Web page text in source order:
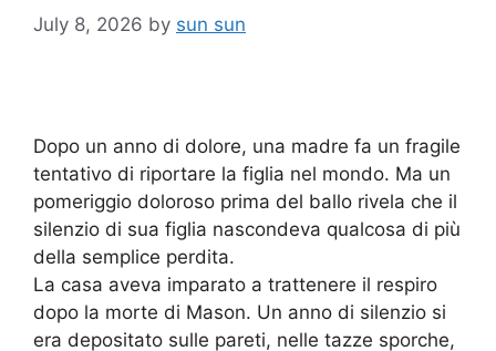
July 8, 2026 by sun sun
Dopo un anno di dolore, una madre fa un fragile
tentativo di riportare la figlia nel mondo. Ma un
pomeriggio doloroso prima del ballo rivela che il
silenzio di sua figlia nascondeva qualcosa di più
della semplice perdita.
La casa aveva imparato a trattenere il respiro
dopo la morte di Mason. Un anno di silenzio si
era depositato sulle pareti, nelle tazze sporche,